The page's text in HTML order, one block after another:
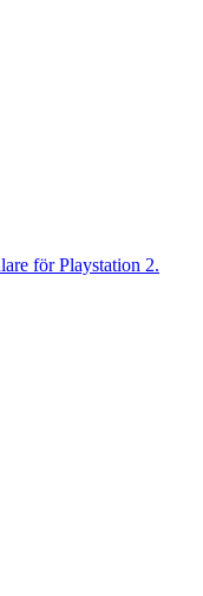
för Playstation 2.